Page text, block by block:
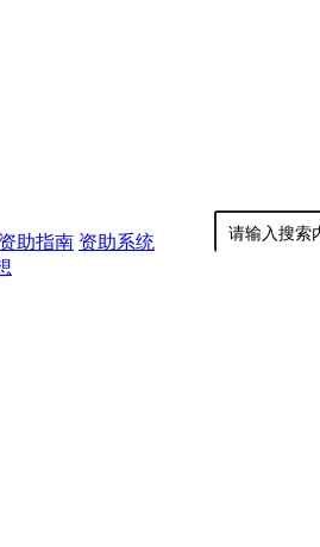
资助指南 资助系统